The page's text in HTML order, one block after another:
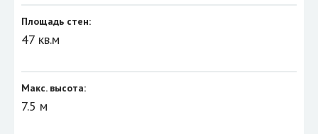
Площадь стен:
47 кв.м
Макс. высота:
7.5 м